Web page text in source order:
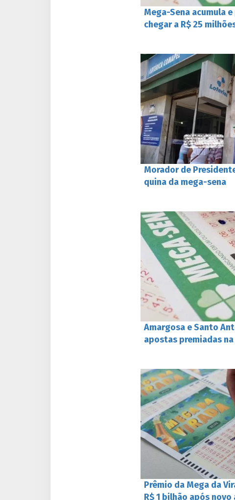
Mega-Sena acumula
chegar a R$ 25
Morador de
quina da mega-sena
Amargosa e Santo
apostas premiadas
Prêmio da Mega da
R$ 1 bilhão após novo